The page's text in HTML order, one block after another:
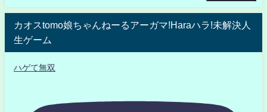
カオスtomo娘ちゃんねーるアーガマ!Haraハラ!未解決人
生ゲーム
ハゲて無双